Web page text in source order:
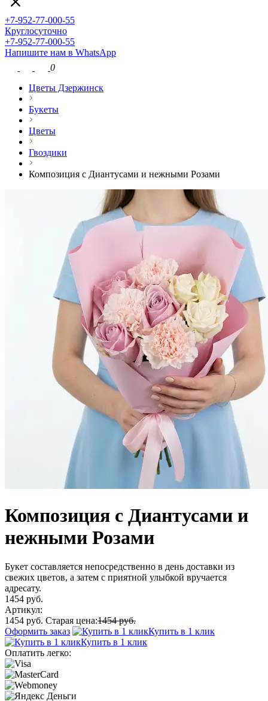
+7-952-77-000-55
Круглосуточно
+7-952-77-000-55
Напишите нам в WhatsApp
0
Цветы Дзержинск
Букеты
Цветы
Гвоздики
Композиция с Диантусами и нежными Розами
Композиция с Диантусами и
нежными Розами
Букет составляется непосредственно в день доставки из
свежих цветов, а затем с приятной улыбкой вручается
адресату.
1454 руб.
Артикул:
1454 руб. Старая цена:1454 руб.
Оформить заказ
Купить в 1 клик
Купить в 1 клик
Оплатить легко: